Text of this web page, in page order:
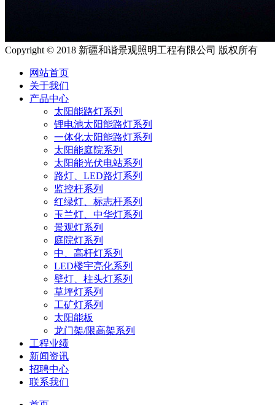
Copyright © 2018 新疆和谐景观照明工程有限公司 版权所有
网站首页
关于我们
产品中心
太阳能路灯系列
锂电池太阳能路灯系列
一体化太阳能路灯系列
太阳能庭院系列
太阳能光伏电站系列
路灯、LED路灯系列
监控杆系列
红绿灯、标志杆系列
玉兰灯、中华灯系列
景观灯系列
庭院灯系列
中、高杆灯系列
LED楼宇亮化系列
壁灯、柱头灯系列
草坪灯系列
工矿灯系列
太阳能板
龙门架/限高架系列
工程业绩
新闻资讯
招聘中心
联系我们